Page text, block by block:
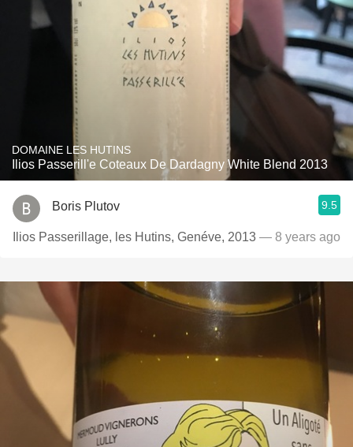
DOMAINE LES HUTINS
Ilios Passerill'e Coteaux De Dardagny White Blend 2013
Boris Plutov 9.5
Ilios Passerillage, les Hutins, Genéve, 2013 — 8 years ago